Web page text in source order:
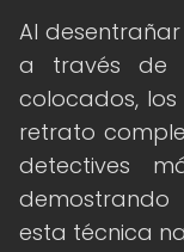
Al
a través de
colocados,
retrato
detectives
esta técnica